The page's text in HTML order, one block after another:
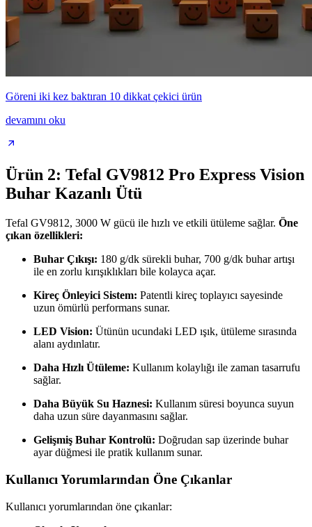
Göreni iki kez baktıran 10 dikkat çekici ürün
devamını oku
Ürün 2: Tefal GV9812 Pro Express Vision
Buhar Kazanlı Ütü
Tefal GV9812, 3000 W gücü ile hızlı ve etkili ütüleme sağlar. Öne
çıkan özellikleri:
Buhar Çıkışı: 180 g/dk sürekli buhar, 700 g/dk buhar artışı
ile en zorlu kırışıklıkları bile kolayca açar.
Kireç Önleyici Sistem: Patentli kireç toplayıcı sayesinde
uzun ömürlü performans sunar.
LED Vision: Ütünün ucundaki LED ışık, ütüleme sırasında
alanı aydınlatır.
Daha Hızlı Ütüleme: Kullanım kolaylığı ile zaman tasarrufu
sağlar.
Daha Büyük Su Haznesi: Kullanım süresi boyunca suyun
daha uzun süre dayanmasını sağlar.
Gelişmiş Buhar Kontrolü: Doğrudan sap üzerinde buhar
ayar düğmesi ile pratik kullanım sunar.
Kullanıcı Yorumlarından Öne Çıkanlar
Kullanıcı yorumlarından öne çıkanlar: